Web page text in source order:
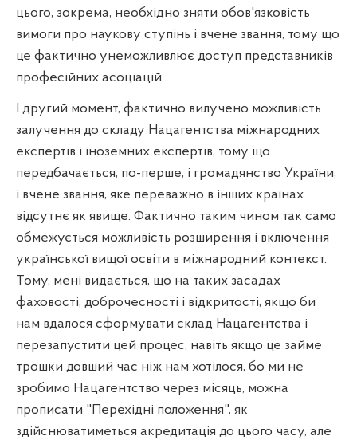
цього, зокрема, необхідно зняти обов'язковість
вимоги про наукову ступінь і вчене звання, тому що
це фактично унеможливлює доступ представників
професійних асоціацій.
І другий момент, фактично вилучено можливість
залучення до складу Нацагентства міжнародних
експертів і іноземних експертів, тому що
передбачається, по-перше, і громадянство України,
і вчене звання, яке переважно в інших країнах
відсутнє як явище. Фактично таким чином так само
обмежується можливість розширення і включення
української вищої освіти в міжнародний контекст.
Тому, мені видається, що на таких засадах
фаховості, доброчесності і відкритості, якщо би
нам вдалося сформувати склад Нацагентства і
перезапустити цей процес, навіть якщо це займе
трошки довший час ніж нам хотілося, бо ми не
зробимо Нацагентство через місяць, можна
прописати "Перехідні положення", як
здійснюватиметься акредитація до цього часу, але